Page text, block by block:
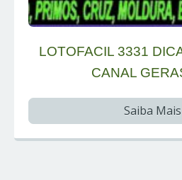
LOTOFACIL 3331
CANAL
Saiba Mais